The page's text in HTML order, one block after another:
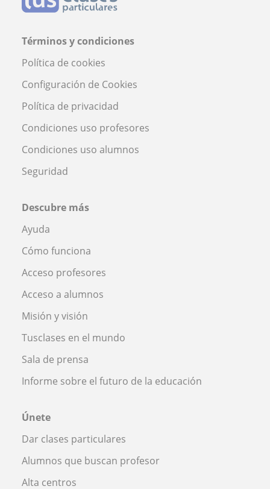
Términos y condiciones
Política de cookies
Configuración de Cookies
Política de privacidad
Condiciones uso profesores
Condiciones uso alumnos
Seguridad
Descubre más
Ayuda
Cómo funciona
Acceso profesores
Acceso a alumnos
Misión y visión
Tusclases en el mundo
Sala de prensa
Informe sobre el futuro de la educación
Únete
Dar clases particulares
Alumnos que buscan profesor
Alta centros